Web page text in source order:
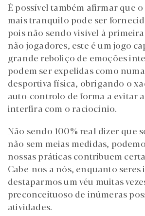
É possível também afirmar que
mais tranquilo pode ser
pois não sendo visível à
não jogadores, este é um jogo
grande reboliço de emoções
podem ser expelidas como
desportiva física, obrigando o
auto-controlo de forma a evitar
interfira com o raciocínio.
Não sendo 100% real dizer que
não sem meias medidas,
nossas práticas contribuem
Cabe-nos a nós, enquanto
destaparmos um véu muitas
preconceituoso de inúmeras
atividades.